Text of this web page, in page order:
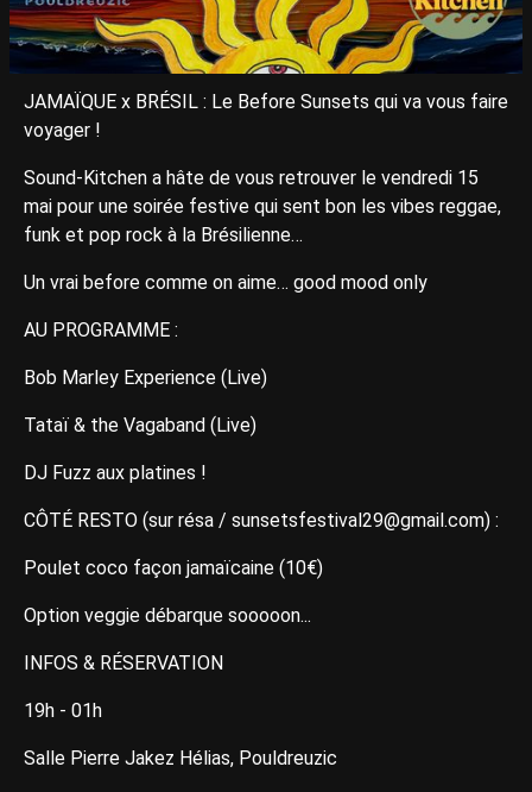
JAMAÏQUE x BRÉSIL : Le Before Sunsets qui va vous faire
voyager !
Sound-Kitchen a hâte de vous retrouver le vendredi 15
mai pour une soirée festive qui sent bon les vibes reggae,
funk et pop rock à la Brésilienne…
Un vrai before comme on aime… good mood only
AU PROGRAMME :
Bob Marley Experience (Live)
Tataï & the Vagaband (Live)
DJ Fuzz aux platines !
CÔTÉ RESTO (sur résa / sunsetsfestival29@gmail.com) :
Poulet coco façon jamaïcaine (10€)
Option veggie débarque sooooon...
INFOS & RÉSERVATION
19h - 01h
Salle Pierre Jakez Hélias, Pouldreuzic